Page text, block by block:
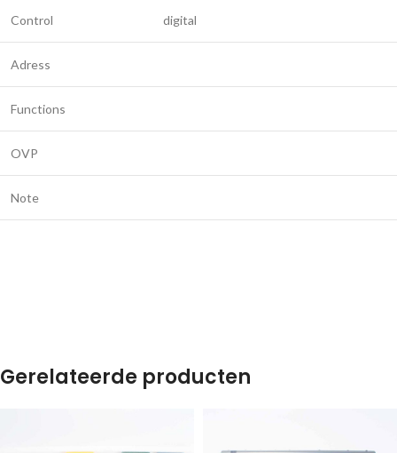
Control digital
Adress
Functions
OVP
Note
Gerelateerde producten